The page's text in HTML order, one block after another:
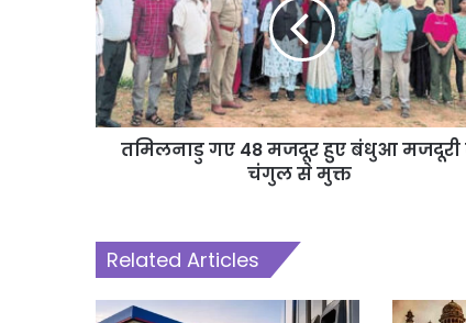
तमिलनाडु गए 48 मजदूर हुए बंधुआ
चंगुल से मुक्त
Related Articles